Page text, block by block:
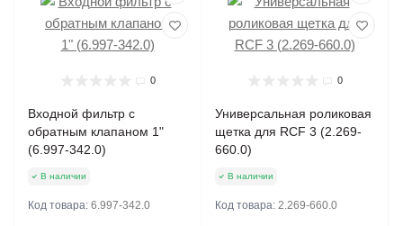
0
Входной фильтр с
обратным клапаном 1"
(6.997-342.0)
В наличии
Код товара: 6.997-342.0
0
Универсальная роликовая
щетка для RCF 3 (2.269-
660.0)
В наличии
Код товара: 2.269-660.0